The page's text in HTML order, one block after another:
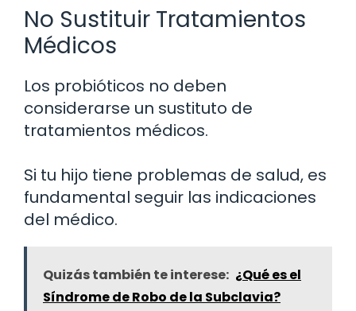
No Sustituir Tratamientos
Médicos
Los probióticos no deben
considerarse un sustituto de
tratamientos médicos.
Si tu hijo tiene problemas de salud, es
fundamental seguir las indicaciones
del médico.
Quizás también te interese: ¿Qué es el
Síndrome de Robo de la Subclavia?